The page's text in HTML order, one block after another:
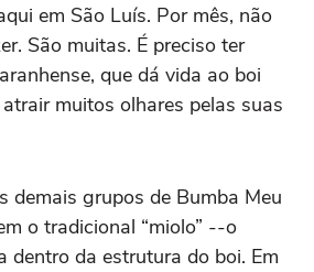
em São Luís. Por mês, não
São muitas. É preciso ter
que dá vida ao boi
muitos olhares pelas suas
demais grupos de Bumba Meu
o tradicional “miolo” --o
dentro da estrutura do boi. Em